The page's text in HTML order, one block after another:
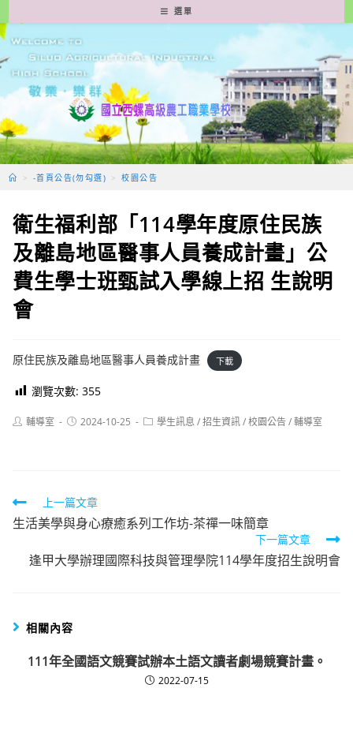
轉
至
要
容
選單
> -首頁公告(勿勾選) > 校園公告
衛生福利部「114學年度原住民族
及離島地區醫事人員養成計畫」公
費生學士班甄試入學線上招 生說明
會
原住民族及離島地區醫事人員養成計畫 下載
瀏覽次數: 355
Post輔導室
Post2024-10-25
Post學生訊息 /招生資訊/校園公告/輔導室
Read
more
articles
上一篇文章
生活美學與身心療癒系列工作坊-茶禪一味簡章
下一篇文章
逢甲大學辦理國際科技與管理學院114學年度招生說明會
相關內容
111年全國語文競賽試辦本土語文讀者劇場競賽計畫。
2022-07-15